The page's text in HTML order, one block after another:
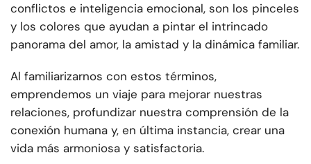
conflictos e inteligencia emocional, son los pinceles
y los colores que ayudan a pintar el intrincado
panorama del amor, la amistad y la dinámica familiar.
Al familiarizarnos con estos términos,
emprendemos un viaje para mejorar nuestras
relaciones, profundizar nuestra comprensión de la
conexión humana y, en última instancia, crear una
vida más armoniosa y satisfactoria.